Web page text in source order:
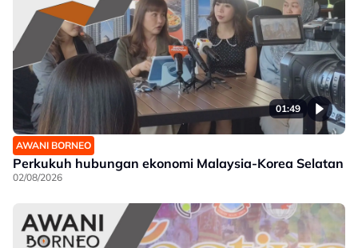
01:49
AWANI BORNEO
Perkukuh hubungan ekonomi Malaysia-Korea Selatan
02/08/2026